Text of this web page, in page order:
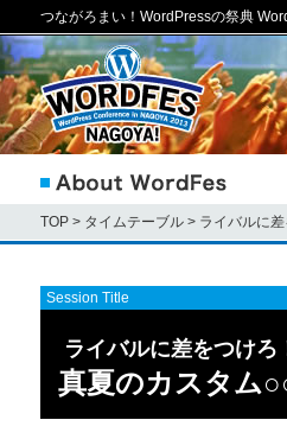
つながろまい！WordPressの祭典
TOP > タイムテーブル > ライバルに
Session Title
ライバルに差をつけろ
真夏のカスタム